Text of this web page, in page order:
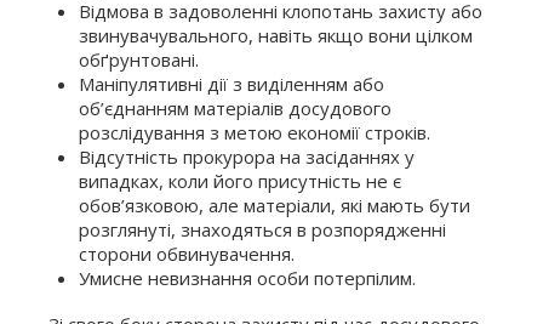
Відмова в задоволенні клопотань захисту або
звинувачувального, навіть якщо вони цілком
обґрунтовані.
Маніпулятивні дії з виділенням або
об’єднанням матеріалів досудового
розслідування з метою економії строків.
Відсутність прокурора на засіданнях у
випадках, коли його присутність не є
обов’язковою, але матеріали, які мають бути
розглянуті, знаходяться в розпорядженні
сторони обвинувачення.
Умисне невизнання особи потерпілим.